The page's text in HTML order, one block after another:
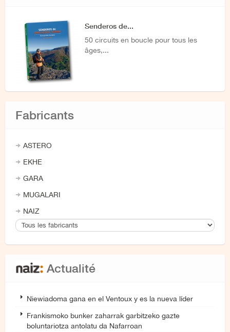
Senderos de...
50 circuits en boucle pour tous les
âges,...
Fabricants
ASTERO
EKHE
GARA
MUGALARI
NAIZ
Actualité
Niewiadoma gana en el Ventoux y es la nueva líder
Frankismoko bunker zaharrak garbitzeko gazte
boluntariotza antolatu da Nafarroan